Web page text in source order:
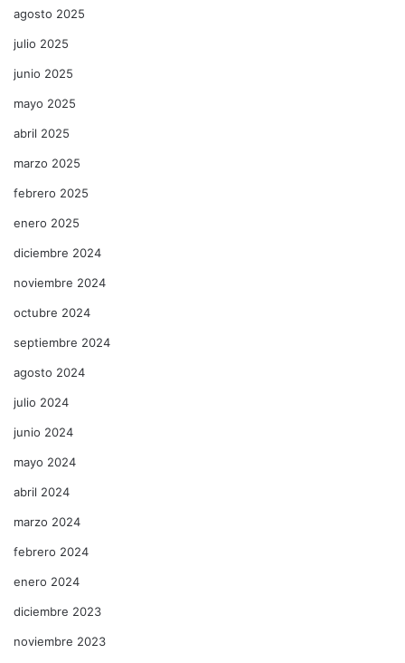
agosto 2025
julio 2025
junio 2025
mayo 2025
abril 2025
marzo 2025
febrero 2025
enero 2025
diciembre 2024
noviembre 2024
octubre 2024
septiembre 2024
agosto 2024
julio 2024
junio 2024
mayo 2024
abril 2024
marzo 2024
febrero 2024
enero 2024
diciembre 2023
noviembre 2023